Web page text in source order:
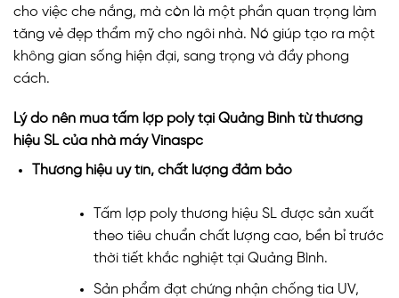
cho việc che nắng, mà còn là một phần quan trọng làm
tăng vẻ đẹp thẩm mỹ cho ngôi nhà. Nó giúp tạo ra một
không gian sống hiện đại, sang trọng và đầy phong
cách.
Lý do nên mua tấm lợp poly tại Quảng Bình từ thương
hiệu SL của nhà máy Vinaspc
Thương hiệu uy tín, chất lượng đảm bảo
Tấm lợp poly thương hiệu SL được sản xuất
theo tiêu chuẩn chất lượng cao, bền bỉ trước
thời tiết khắc nghiệt tại Quảng Bình.
Sản phẩm đạt chứng nhận chống tia UV,